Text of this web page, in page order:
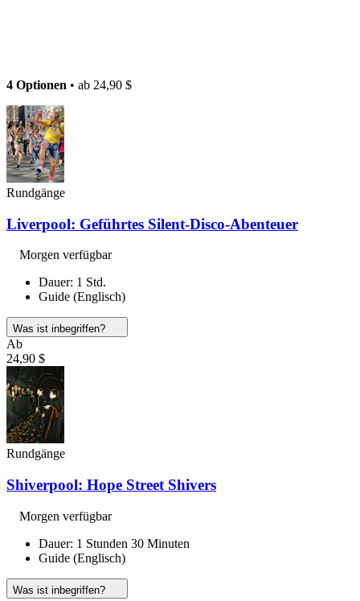
4 Optionen • ab 24,90 $
Rundgänge
Liverpool: Geführtes Silent-Disco-Abenteuer
Morgen verfügbar
Dauer: 1 Std.
Guide (Englisch)
Was ist inbegriffen?
Ab
24,90 $
Rundgänge
Shiverpool: Hope Street Shivers
Morgen verfügbar
Dauer: 1 Stunden 30 Minuten
Guide (Englisch)
Was ist inbegriffen?